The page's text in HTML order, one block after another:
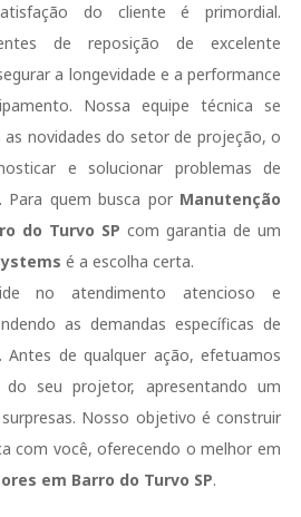
do cliente é primordial.
de reposição de excelente
a longevidade e a performance
Nossa equipe técnica se
novidades do setor de projeção, o
e solucionar problemas de
Para quem busca por Manutenção
do Turvo SP com garantia de um
é a escolha certa.
no atendimento atencioso e
as demandas específicas de
Antes de qualquer ação, efetuamos
do seu projetor, apresentando um
Nosso objetivo é construir
com você, oferecendo o melhor em
em Barro do Turvo SP.